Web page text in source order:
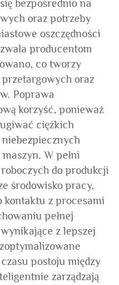
bezpośrednio na
oraz potrzeby
oszczędności
producentom
co tworzy
oraz
Poprawa
korzyść, ponieważ
ciężkich
W pełni
do produkcji
środowisko pracy,
kontaktu z procesami
pełnej
z lepszej
postoju między
zarządzają